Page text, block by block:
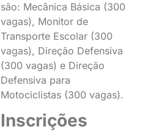
são: Mecânica Básica (300
vagas), Monitor de
Transporte Escolar (300
vagas), Direção Defensiva
(300 vagas) e Direção
Defensiva para
Motociclistas (300 vagas).
Inscrições